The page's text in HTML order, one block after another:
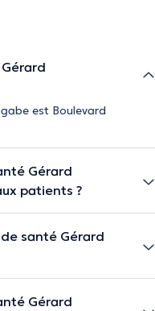
est Boulevard
Gérard
patients ?
santé Gérard
Gérard